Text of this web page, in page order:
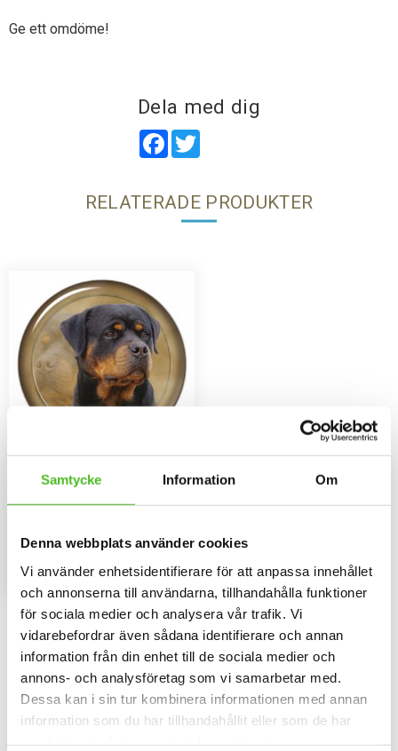
Samtycke Information Om
Denna webbplats använder cookies
Vi använder enhetsidentifierare för att anpassa innehållet
och annonserna till användarna, tillhandahålla funktioner
för sociala medier och analysera vår trafik. Vi
vidarebefordrar även sådana identifierare och annan
information från din enhet till de sociala medier och
annons- och analysföretag som vi samarbetar med.
Dessa kan i sin tur kombinera informationen med annan
information som du har tillhandahållit eller som de har
Ge ett omdöme!
Dela med dig
Facebook
Omdömen
Du
RELATERADE PRODUKTER
Dekaler med Rottweiler
kvalitet med ett motiv av
cm , 15 cm och 30 cm i diameter.
Lägg till i favoriter
INFO